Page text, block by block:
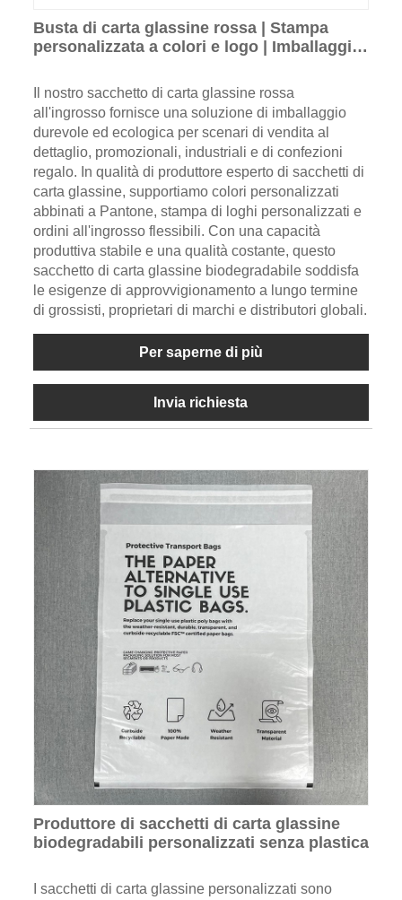
Busta di carta glassine rossa | Stampa
personalizzata a colori e logo | Imballaggio
Il nostro sacchetto di carta glassine rossa
all'ingrosso fornisce una soluzione di imballaggio
durevole ed ecologica per scenari di vendita al
dettaglio, promozionali, industriali e di confezioni
regalo. In qualità di produttore esperto di sacchetti di
carta glassine, supportiamo colori personalizzati
abbinati a Pantone, stampa di loghi personalizzati e
ordini all'ingrosso flessibili. Con una capacità
produttiva stabile e una qualità costante, questo
sacchetto di carta glassine biodegradabile soddisfa
le esigenze di approvvigionamento a lungo termine
di grossisti, proprietari di marchi e distributori globali.
Per saperne di più
Invia richiesta
Produttore di sacchetti di carta glassine
biodegradabili personalizzati senza plastica
I sacchetti di carta glassine personalizzati sono